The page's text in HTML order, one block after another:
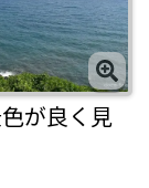
が良く見